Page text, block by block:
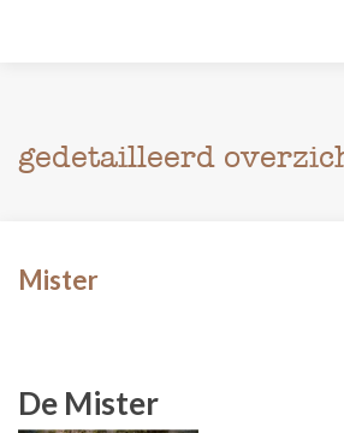
gedetailleerd
Mister
De Mister